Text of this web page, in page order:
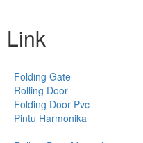
Link
Folding Gate
Rolling Door
Folding Door Pvc
Pintu Harmonika